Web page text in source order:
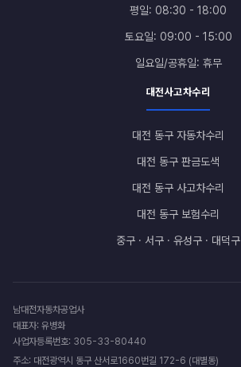
평일: 08:30 - 18:00
토요일: 09:00 - 15:00
일요일/공휴일: 휴무
대전사고차수리
대전 동구 자동차수리
대전 동구 판금도색
대전 동구 사고차수리
대전 동구 보험수리
중구 · 서구 · 유성구 · 대덕구
남대전자동차공업사
대표자: 유병화
사업자등록번호: 305-33-80440
주소: 대전광역시 동구 산서로1660번길 172-6 (대별동)